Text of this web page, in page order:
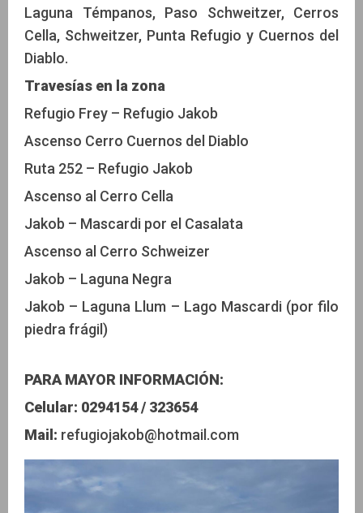
Laguna Témpanos, Paso Schweitzer, Cerros
Cella, Schweitzer, Punta Refugio y Cuernos del
Diablo.
Travesías en la zona
Refugio Frey – Refugio Jakob
Ascenso Cerro Cuernos del Diablo
Ruta 252 – Refugio Jakob
Ascenso al Cerro Cella
Jakob – Mascardi por el Casalata
Ascenso al Cerro Schweizer
Jakob – Laguna Negra
Jakob – Laguna Llum – Lago Mascardi (por filo
piedra frágil)
PARA MAYOR INFORMACIÓN:
Celular: 0294154 / 323654
Mail: refugiojakob@hotmail.com